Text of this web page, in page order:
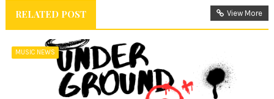
RELATED POST View More
MUSIC NEWS